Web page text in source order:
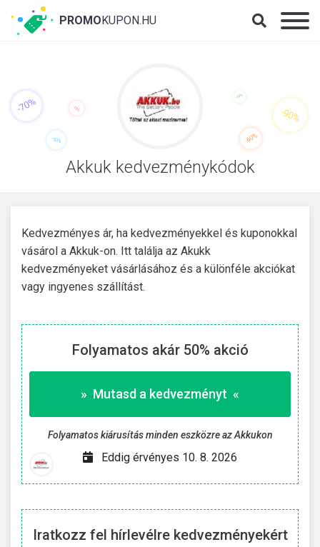
Akkuk kedvezménykódok
Kedvezményes ár, ha kedvezményekkel és kuponokkal
vásárol a Akkuk-on. Itt találja az Akukk
kedvezményeket vásárlásához és a különféle akciókat
vagy ingyenes szállítást.
Folyamatos akár 50% akció
» Mutasd a kedvezményt «
Folyamatos kiárusítás minden eszközre az Akkukon
Eddig érvényes 10. 8. 2026
Iratkozz fel hírlevélre kedvezményekért
PROMOKUPON.HU